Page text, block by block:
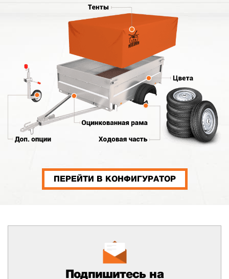
ПЕРЕЙТИ В КОНФИГУРАТОР
Подпишитесь на